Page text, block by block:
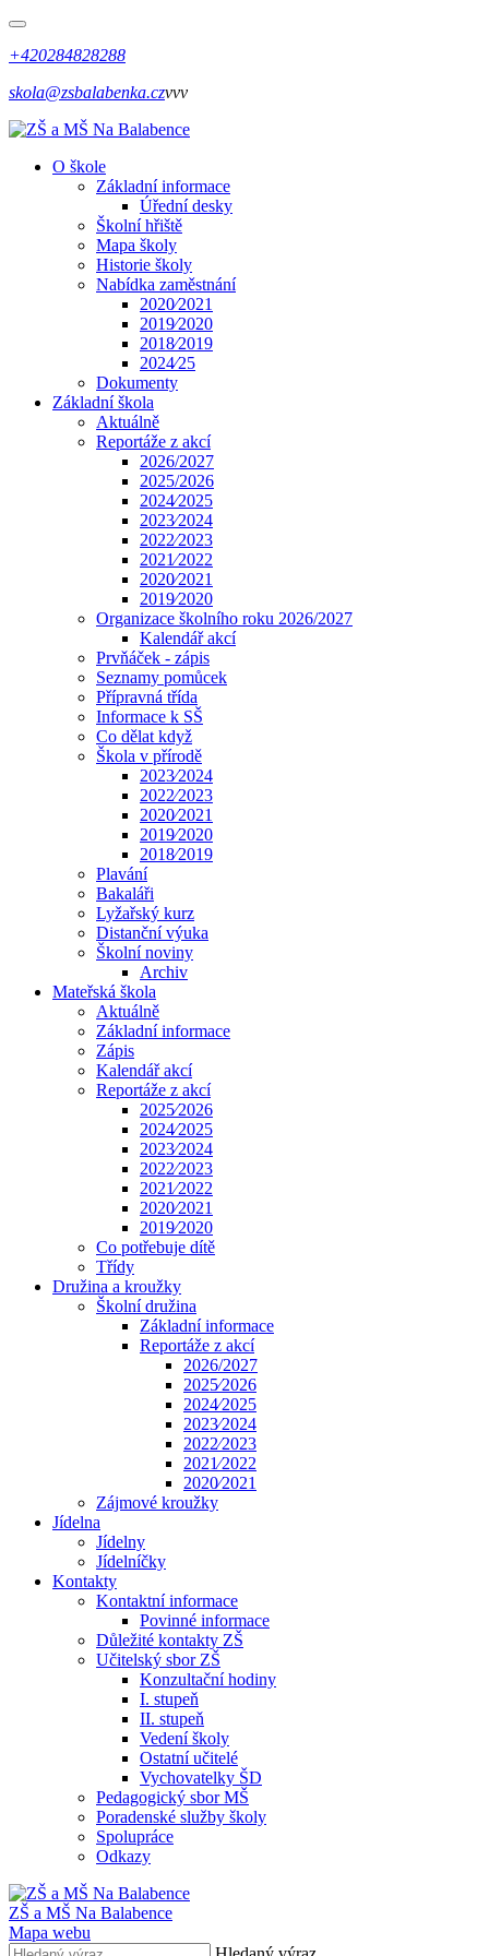
+420284828288
skola@zsbalabenka.czvvv
O škole
Základní informace
Úřední desky
Školní hřiště
Mapa školy
Historie školy
Nabídka zaměstnání
2020⁄2021
2019⁄2020
2018⁄2019
2024⁄25
Dokumenty
Základní škola
Aktuálně
Reportáže z akcí
2026/2027
2025/2026
2024⁄2025
2023⁄2024
2022⁄2023
2021⁄2022
2020⁄2021
2019⁄2020
Organizace školního roku 2026/2027
Kalendář akcí
Prvňáček - zápis
Seznamy pomůcek
Přípravná třída
Informace k SŠ
Co dělat když
Škola v přírodě
2023⁄2024
2022⁄2023
2020⁄2021
2019⁄2020
2018⁄2019
Plavání
Bakaláři
Lyžařský kurz
Distanční výuka
Školní noviny
Archiv
Mateřská škola
Aktuálně
Základní informace
Zápis
Kalendář akcí
Reportáže z akcí
2025⁄2026
2024⁄2025
2023⁄2024
2022⁄2023
2021⁄2022
2020⁄2021
2019⁄2020
Co potřebuje dítě
Třídy
Družina a kroužky
Školní družina
Základní informace
Reportáže z akcí
2026/2027
2025⁄2026
2024⁄2025
2023⁄2024
2022⁄2023
2021⁄2022
2020⁄2021
Zájmové kroužky
Jídelna
Jídelny
Jídelníčky
Kontakty
Kontaktní informace
Povinné informace
Důležité kontakty ZŠ
Učitelský sbor ZŠ
Konzultační hodiny
I. stupeň
II. stupeň
Vedení školy
Ostatní učitelé
Vychovatelky ŠD
Pedagogický sbor MŠ
Poradenské služby školy
Spolupráce
Odkazy
ZŠ a MŠ Na Balabence
Mapa webu